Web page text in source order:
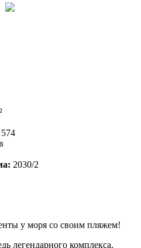
2030/2
у моря со своим пляжем!
легендарного комплекса.